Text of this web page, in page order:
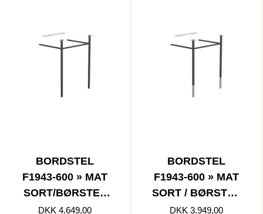
BORDSTEL
F1943-600 » MAT
SORT/BØRSTET
SORT
DKK 4.649,00
BORDSTEL
F1943-600 » MAT
SORT / BØRSTET
RUSTFRI
DKK 3.949,00